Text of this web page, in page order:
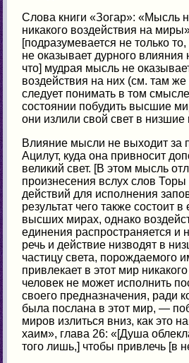
Слова книги «Зогар»: «Мысль
никакого воздействия на
[подразумевается не только
не оказывает дурного
что] мудрая мысль не
воздействия на них (см. там же
следует понимать в том
состоянии побудить высшие
они излили свой свет в
Влияние мысли не выходит за
Ацилут, куда она привносит
великий свет. [В этом мысль
произнесения вслух слов Торы
действий для исполнения
результат чего также состоит
высших мирах, однако
единения распространяется и
речь и действие низводят в
частицу света, порождаемого
привлекает в этот мир
человек не может исполнить
своего предназначения, ради
была послана в этот мир, —
миров излиться вниз, как это
хаим», глава 26: «[Душа
того лишь,] чтобы привлечь [в